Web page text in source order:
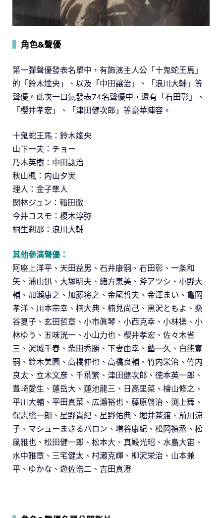
角色&聲優
第一彈聲優發表名單中，有飾演主人公「十鬼蛇王馬」
的「鈴木達央」、以及「中田讓治」、「浪川大輔」等
聲優。此次一口氣發表74名聲優中，還有「石田彰」、
「櫻井孝宏」、「津田健次郎」等豪華陣容。
十鬼蛇王馬：鈴木達央
山下一夫：チョー
乃木英樹：中田譲治
秋山楓：内山夕実
理人：金子隼人
関林ジュン：稲田徹
今井コスモ：榎木淳弥
桐生刹那：浪川大輔
其他參演聲優：
阿座上洋平、天田益男、石井康嗣、石田彰、一条和
矢、浦山迅、大塚明夫、緒方恵美、斧アツシ、小野大
輔、加瀬康之、加藤将之、金尾哲夫、金澤まい、亀岡
孝洋、川本宗幸、楠大典、楠見尚己、黒沢ともよ、桑
谷夏子、玄田哲章、小市眞琴、小西克幸、小林操、小
林ゆう、五味洸一、小山力也、櫻井孝宏、佐々木省
三、沢城千春、柴田秀勝、下妻由幸、塾一久、白熊寛
嗣、鈴木美園、高橋伸也、高橋良輔、竹内栄治、竹内
良太、立木文彦、千葉繁、津田健次郎、徳本英一郎、
豊崎愛生、蓮岳大、蓮池龍三、日高里菜、檜山修之、
平川大輔、平田真菜、広瀬裕也、藤原啓治、渕上舞、
保志総一朗、星野貴紀、星野佑典、堀井茶渡、前川涼
子、マシューまさるバロン、増谷康紀、松岡禎丞、松
風雅也、松田健一郎、松本大、真殿光昭、水島大宙、
水中雅章、三宅健太、村瀬克輝、柳沢栄治、山本兼
平、ゆかな、遊佐浩二、吉田真澄